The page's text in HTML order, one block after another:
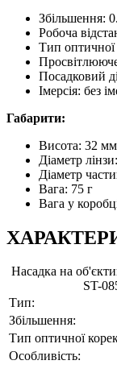
Збільшення:
Робоча
Тип оптичної
Посадковий
Імерсія: без
Габарити:
Висота: 32 мм
Діаметр
Діаметр
Вага: 75 г
Вага у
Насадка на
ST-
Тип:
Збільшення:
Тип оптичної
Особливість: